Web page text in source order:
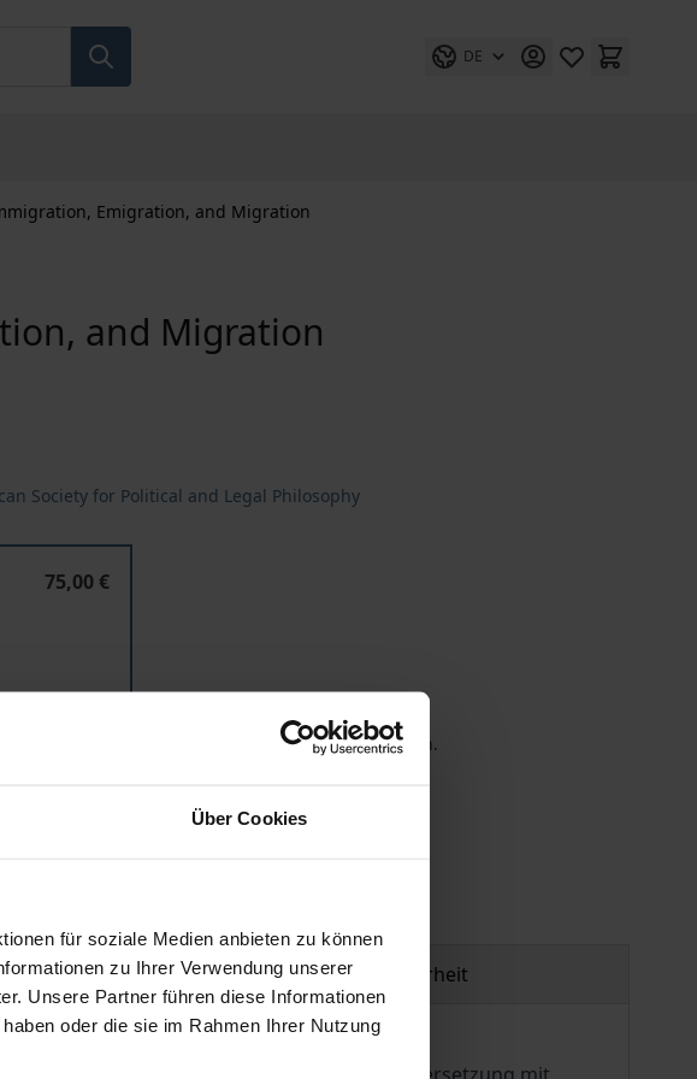
Über Cookies
für soziale Medien anbieten zu können
zu Ihrer Verwendung unserer
Unsere Partner führen diese Informationen
oder die sie im Rahmen Ihrer Nutzung
DE
Emigration, and Migration
and Migration
Society for Political and Legal Philosophy
75,00 €
Lieferadresse kann die MwSt. an der Kasse variieren.
hinzufügen
Produktsicherheit